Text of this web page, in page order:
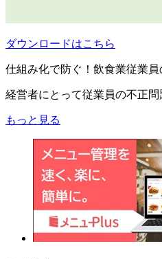
ダウンロードはこちら
仕組み化で防ぐ！飲食業従業
経営者にとって従業員の不正問
もっと見る